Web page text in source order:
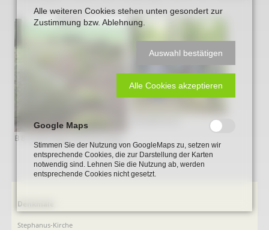
B 8 Grabanlage Steinkiste.jpeg
Navigation
überspringen
Denkmale
Stephanus-Kirche
Alle weiteren Cookies stehen unten gesondert zur
Zustimmung bzw. Ablehnung.
Auswahl bestätigen
Alle Cookies akzeptieren
Google Maps
Stimmen Sie der Nutzung von GoogleMaps zu, setzen wir
entsprechende Cookies, die zur Darstellung der Karten
notwendig sind. Lehnen Sie die Nutzung ab, werden
entsprechende Cookies nicht gesetzt.